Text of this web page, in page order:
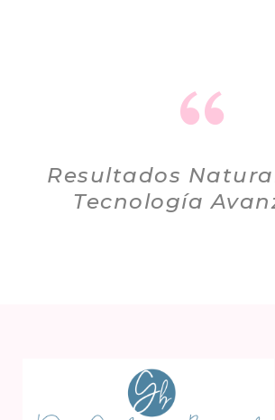
Resultados
Tecnología